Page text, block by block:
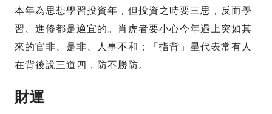
本年為思想學習投資年，但投資之時要三思，反而學
習、進修都是適宜的。肖虎者要小心今年遇上突如其
來的官非、是非、人事不和；「指背」星代表常有人
在背後說三道四，防不勝防。
財運